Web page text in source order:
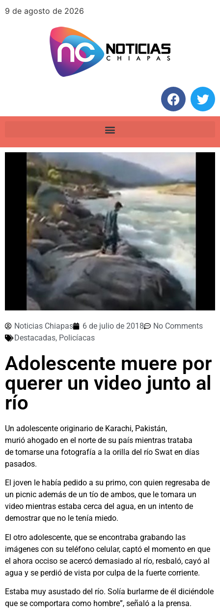
9 de agosto de 2026
Noticias Chiapas 6 de julio de 2018
No Comments
Destacadas, Policíacas
Adolescente muere por
querer un video junto al
río
Un adolescente originario de Karachi, Pakistán,
murió ahogado en el norte de su país mientras trataba
de tomarse una fotografía a la orilla del río Swat en días
pasados.
El joven le había pedido a su primo, con quien regresaba de
un picnic además de un tío de ambos, que le tomara un
video mientras estaba cerca del agua, en un intento de
demostrar que no le tenía miedo.
El otro adolescente, que se encontraba grabando las
imágenes con su teléfono celular, captó el momento en que
el ahora occiso se acercó demasiado al río, resbaló, cayó al
agua y se perdió de vista por culpa de la fuerte corriente.
Estaba muy asustado del río. Solía burlarme de él diciéndole
que se comportara como hombre”, señaló a la prensa.